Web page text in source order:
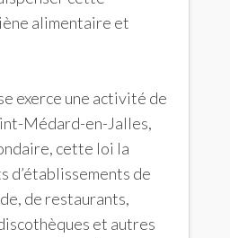
alimentaire et
exerce une activité de
Médard-en-Jalles,
cette loi la
d’établissements de
de restaurants,
et autres